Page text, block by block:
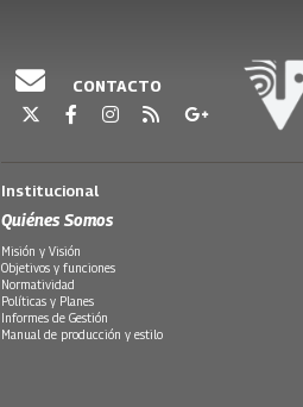
CONTACTO
Institucional
Quiénes Somos
Misión y Visión
Objetivos y funciones
Normatividad
Políticas y Planes
Informes de Gestión
Manual de producción y estilo